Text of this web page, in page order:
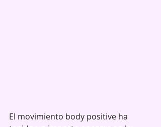
El movimiento body positive ha